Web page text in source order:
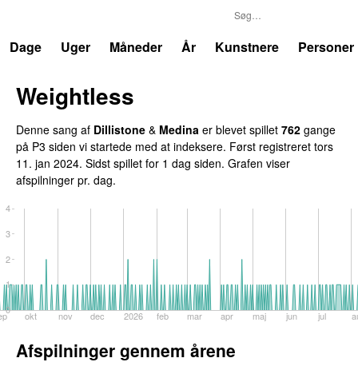
Dage
Uger Måneder År Kunstnere Personer
Weightless
Denne sang af Dillistone & Medina er blevet spillet 762 gange
på P3 siden vi startede med at indeksere. Først registreret tors
11. jan 2024. Sidst spillet for 1 dag siden. Grafen viser
afspilninger pr. dag.
okt nov dec 2026 feb mar apr maj jun jul
0
1
2
3
4
Afspilninger gennem årene